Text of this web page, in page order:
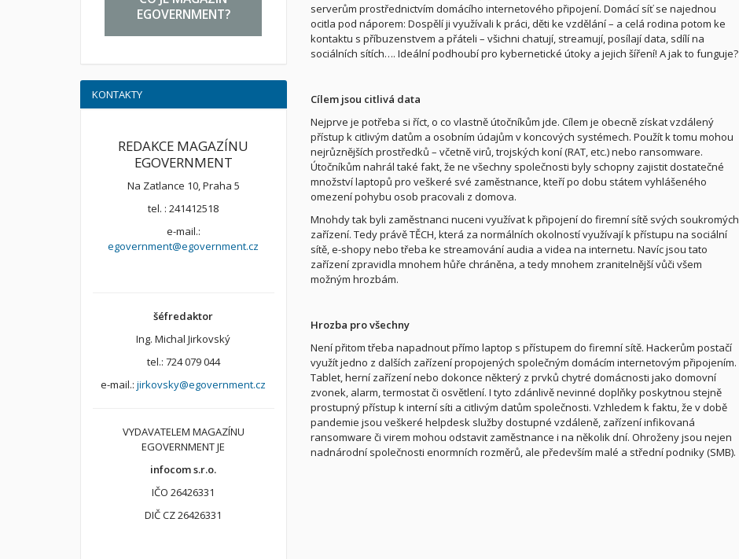
serverům prostřednictvím domácího internetového připojení. Domácí síť se najednou
ocitla pod náporem: Dospělí ji využívali k práci, děti ke vzdělání – a celá rodina potom ke
kontaktu s příbuzenstvem a přáteli – všichni chatují, streamují, posílají data, sdílí na
sociálních sítích…. Ideální podhoubí pro kybernetické útoky a jejich šíření! A jak to funguje?
Cílem jsou citlivá data
Nejprve je potřeba si říct, o co vlastně útočníkům jde. Cílem je obecně získat vzdálený
přístup k citlivým datům a osobním údajům v koncových systémech. Použít k tomu mohou
nejrůznějších prostředků – včetně virů, trojských koní (RAT, etc.) nebo ransomware.
Útočníkům nahrál také fakt, že ne všechny společnosti byly schopny zajistit dostatečné
množství laptopů pro veškeré své zaměstnance, kteří po dobu státem vyhlášeného
omezení pohybu osob pracovali z domova.
Mnohdy tak byli zaměstnanci nuceni využívat k připojení do firemní sítě svých soukromých
zařízení. Tedy právě TĚCH, která za normálních okolností využívají k přístupu na sociální
sítě, e-shopy nebo třeba ke streamování audia a videa na internetu. Navíc jsou tato
zařízení zpravidla mnohem hůře chráněna, a tedy mnohem zranitelnější vůči všem
možným hrozbám.
Hrozba pro všechny
Není přitom třeba napadnout přímo laptop s přístupem do firemní sítě. Hackerům postačí
využít jedno z dalších zařízení propojených společným domácím internetovým připojením.
Tablet, herní zařízení nebo dokonce některý z prvků chytré domácnosti jako domovní
zvonek, alarm, termostat či osvětlení. I tyto zdánlivě nevinné doplňky poskytnou stejně
prostupný přístup k interní síti a citlivým datům společnosti. Vzhledem k faktu, že v době
pandemie jsou veškeré helpdesk služby dostupné vzdáleně, zařízení infikovaná
ransomware či virem mohou odstavit zaměstnance i na několik dní. Ohroženy jsou nejen
nadnárodní společnosti enormních rozměrů, ale především malé a střední podniky (SMB).
EGOVERNMENT?
KONTAKTY
REDAKCE MAGAZÍNU
EGOVERNMENT
Na Zatlance 10, Praha 5
tel. : 241412518
e-mail.:
egovernment@egovernment.cz
šéfredaktor
Ing. Michal Jirkovský
tel.: 724 079 044
e-mail.:jirkovsky@egovernment.cz
VYDAVATELEM MAGAZÍNU
EGOVERNMENT JE
infocom s.r.o.
IČO 26426331
DIČ CZ 26426331